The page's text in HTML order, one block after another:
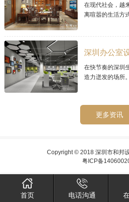
在现代社会，越
离喧嚣的生活方
深圳办公室
忽视的
在快节奏的深圳
造力迸发的场所
更多资讯
Copyright © 2018 深圳市和邦
粤ICP备
首页 电话沟通